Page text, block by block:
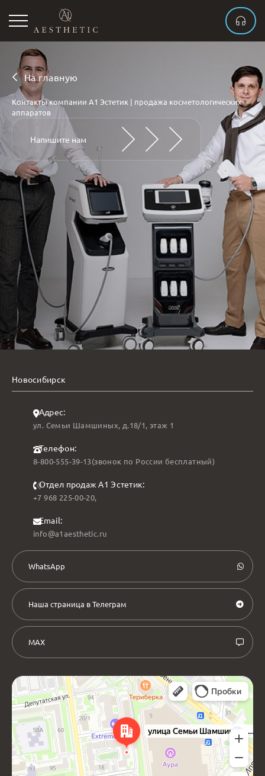
На главную
Контакты компании А1 Эстетик | продажа косметологических
аппаратов
Напишите нам
Новосибирск
Адрес:
ул. Семьи Шамшиных, д.18/1, этаж 1
Телефон:
8-800-555-39-13(звонок по России бесплатный)
Отдел продаж А1 Эстетик:
+7 968 225-00-20,
Email:
info@a1aesthetic.ru
WhatsApp
Наша страница в Телеграм
MAX